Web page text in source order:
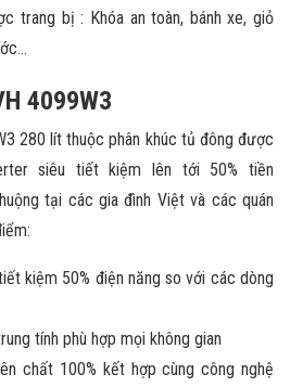
trang bị : Khóa an toàn, bánh xe, giỏ
4099W3
280 lít thuộc phân khúc tủ đông được
siêu tiết kiệm lên tới 50% tiền
tại các gia đình Việt và các quán
kiệm 50% điện năng so với các dòng
tính phù hợp mọi không gian
chất 100% kết hợp cùng công nghệ